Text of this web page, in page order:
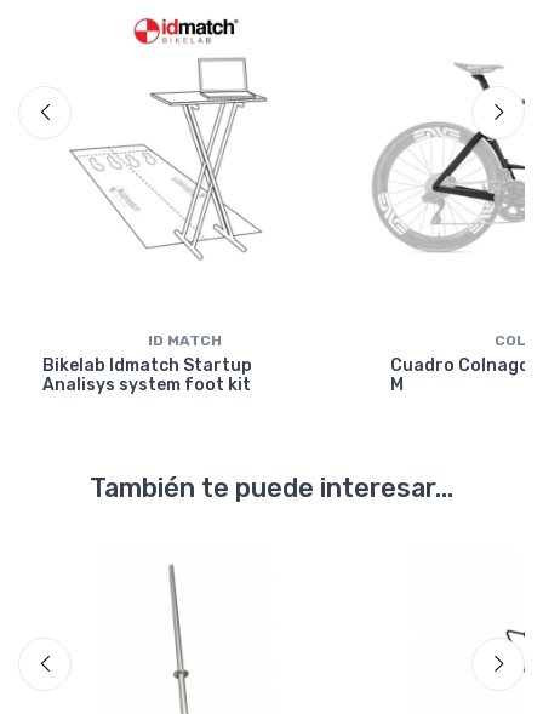
ID MATCH
Bikelab Idmatch Startup
Analisys system foot kit
Cuadro Colnago
M
También te puede interesar...